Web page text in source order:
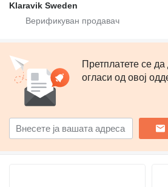
Klaravik Sweden
Претплатете се
огласи од овој